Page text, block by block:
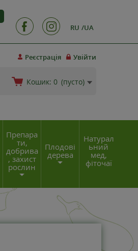
RU
UA
Реєстрація Увійти
Кошик: 0 (пусто)
Препара
ти,
добрива
, захист
рослин
Плодові
дерева
Натурал
ьний
мед,
фіточаї